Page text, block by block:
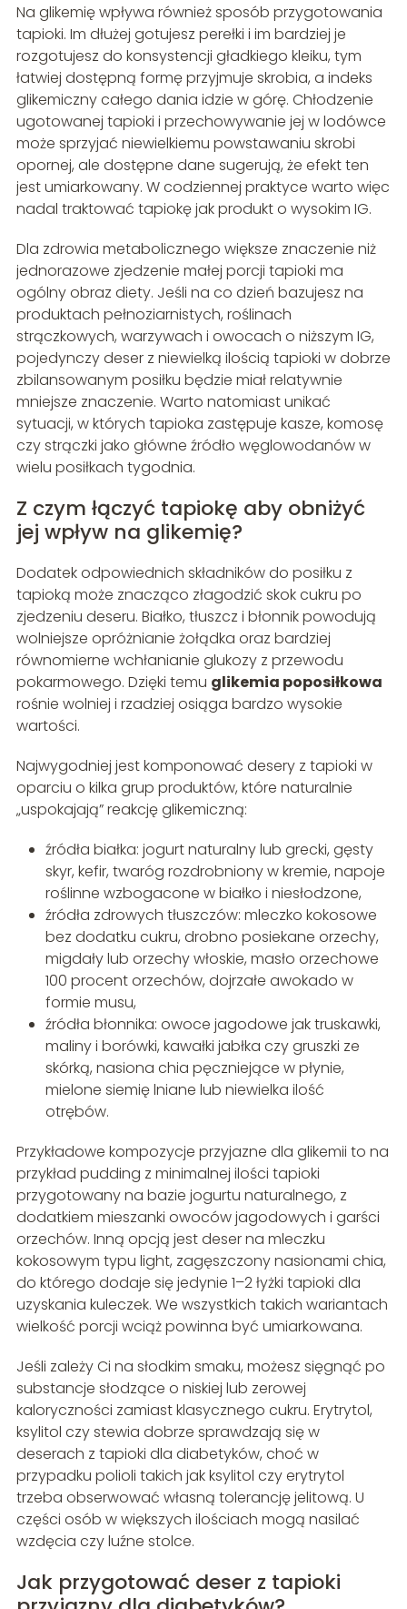
Na glikemię wpływa również sposób przygotowania
tapioki. Im dłużej gotujesz perełki i im bardziej je
rozgotujesz do konsystencji gładkiego kleiku, tym
łatwiej dostępną formę przyjmuje skrobia, a indeks
glikemiczny całego dania idzie w górę. Chłodzenie
ugotowanej tapioki i przechowywanie jej w lodówce
może sprzyjać niewielkiemu powstawaniu skrobi
opornej, ale dostępne dane sugerują, że efekt ten
jest umiarkowany. W codziennej praktyce warto więc
nadal traktować tapiokę jak produkt o wysokim IG.
Dla zdrowia metabolicznego większe znaczenie niż
jednorazowe zjedzenie małej porcji tapioki ma
ogólny obraz diety. Jeśli na co dzień bazujesz na
produktach pełnoziarnistych, roślinach
strączkowych, warzywach i owocach o niższym IG,
pojedynczy deser z niewielką ilością tapioki w dobrze
zbilansowanym posiłku będzie miał relatywnie
mniejsze znaczenie. Warto natomiast unikać
sytuacji, w których tapioka zastępuje kasze, komosę
czy strączki jako główne źródło węglowodanów w
wielu posiłkach tygodnia.
Z czym łączyć tapiokę aby obniżyć
jej wpływ na glikemię?
Dodatek odpowiednich składników do posiłku z
tapioką może znacząco złagodzić skok cukru po
zjedzeniu deseru. Białko, tłuszcz i błonnik powodują
wolniejsze opróżnianie żołądka oraz bardziej
równomierne wchłanianie glukozy z przewodu
pokarmowego. Dzięki temu glikemia poposiłkowa
rośnie wolniej i rzadziej osiąga bardzo wysokie
wartości.
Najwygodniej jest komponować desery z tapioki w
oparciu o kilka grup produktów, które naturalnie
„uspokajają” reakcję glikemiczną:
źródła białka: jogurt naturalny lub grecki, gęsty
skyr, kefir, twaróg rozdrobniony w kremie, napoje
roślinne wzbogacone w białko i niesłodzone,
źródła zdrowych tłuszczów: mleczko kokosowe
bez dodatku cukru, drobno posiekane orzechy,
migdały lub orzechy włoskie, masło orzechowe
100 procent orzechów, dojrzałe awokado w
formie musu,
źródła błonnika: owoce jagodowe jak truskawki,
maliny i borówki, kawałki jabłka czy gruszki ze
skórką, nasiona chia pęczniejące w płynie,
mielone siemię lniane lub niewielka ilość
otrębów.
Przykładowe kompozycje przyjazne dla glikemii to na
przykład pudding z minimalnej ilości tapioki
przygotowany na bazie jogurtu naturalnego, z
dodatkiem mieszanki owoców jagodowych i garści
orzechów. Inną opcją jest deser na mleczku
kokosowym typu light, zagęszczony nasionami chia,
do którego dodaje się jedynie 1–2 łyżki tapioki dla
uzyskania kuleczek. We wszystkich takich wariantach
wielkość porcji wciąż powinna być umiarkowana.
Jeśli zależy Ci na słodkim smaku, możesz sięgnąć po
substancje słodzące o niskiej lub zerowej
kaloryczności zamiast klasycznego cukru. Erytrytol,
ksylitol czy stewia dobrze sprawdzają się w
deserach z tapioki dla diabetyków, choć w
przypadku polioli takich jak ksylitol czy erytrytol
trzeba obserwować własną tolerancję jelitową. U
części osób w większych ilościach mogą nasilać
wzdęcia czy luźne stolce.
Jak przygotować deser z tapioki